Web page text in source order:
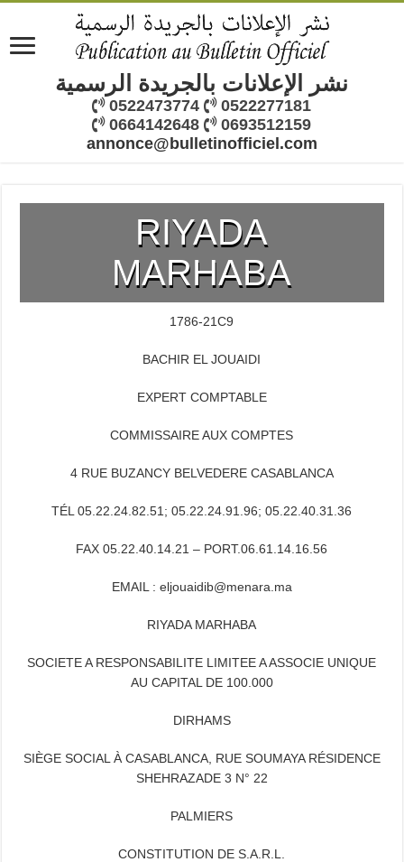
نشر الإعلانات بالجريدة الرسمية
0522473774
0522277181
0664142648
0693512159
annonce@bulletinofficiel.com
RIYADA
MARHABA
1786-21C9
BACHIR EL JOUAIDI
EXPERT COMPTABLE
COMMISSAIRE AUX COMPTES
4 RUE BUZANCY BELVEDERE CASABLANCA
TÉL 05.22.24.82.51; 05.22.24.91.96; 05.22.40.31.36
FAX 05.22.40.14.21 – PORT.06.61.14.16.56
EMAIL : eljouaidib@menara.ma
RIYADA MARHABA
SOCIETE A RESPONSABILITE LIMITEE A ASSOCIE UNIQUE
AU CAPITAL DE 100.000
DIRHAMS
SIÈGE SOCIAL À CASABLANCA, RUE SOUMAYA RÉSIDENCE
SHEHRAZADE 3 N° 22
PALMIERS
CONSTITUTION DE S.A.R.L.